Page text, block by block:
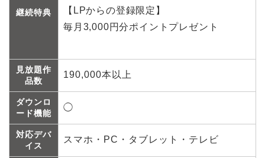
継続特典
【LPからの登録限定】
毎月3,000円分ポイントプレゼント
見放題作
品数
190,000本以上
ダウンロ
ード機能
◯
対応デバ
イス
スマホ・PC・タブレット・テレビ